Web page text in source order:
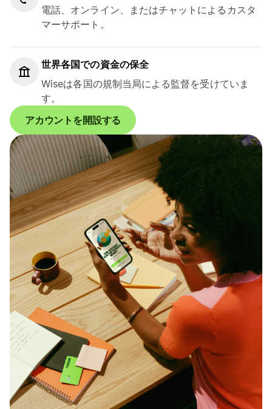
電話、オンライン、またはチャットによるカスタ
マーサポート。
世界各国での資金の保全
Wiseは各国の規制当局による監督を受けていま
す。
アカウントを開設する